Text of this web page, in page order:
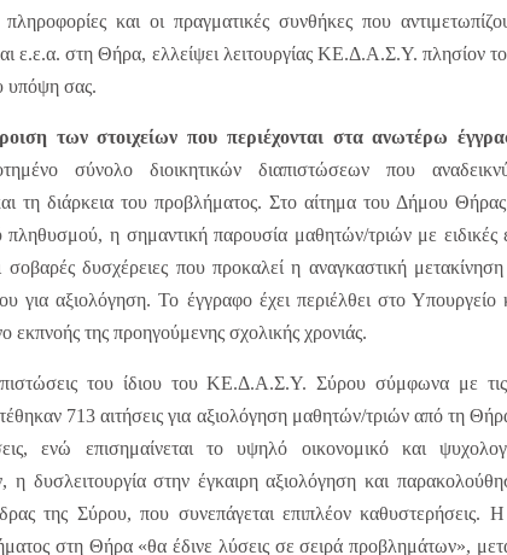
και οι πραγματικές συνθήκες που
ε.ε.α. στη Θήρα, ελλείψει λειτουργίας ΚΕ.Δ.Α.Σ.Υ. πλησίον
υπόψη σας.
των στοιχείων που περιέχονται στα ανωτέρω
σύνολο διοικητικών διαπιστώσεων που
τη διάρκεια του προβλήματος. Στο αίτημα του Δήμου
η σημαντική παρουσία μαθητών/τριών με ειδικές
σοβαρές δυσχέρειες που προκαλεί η αναγκαστική
αξιολόγηση. Το έγγραφο έχει περιέλθει στο Υπουργείο
εκπνοής της προηγούμενης σχολικής χρονιάς.
του ίδιου του ΚΕ.Δ.Α.Σ.Υ. Σύρου σύμφωνα με
713 αιτήσεις για αξιολόγηση μαθητών/τριών από τη
ενώ επισημαίνεται το υψηλό οικονομικό και
η δυσλειτουργία στην έγκαιρη αξιολόγηση και
της Σύρου, που συνεπάγεται επιπλέον καθυστερήσεις.
στη Θήρα «θα έδινε λύσεις σε σειρά προβλημάτων»,